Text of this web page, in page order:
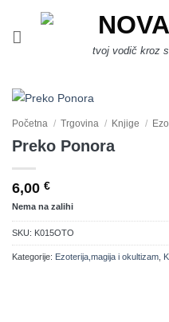
content
tvoj vodič kroz
Početna / Trgovina / Knjige /
Preko Ponora
6,00 €
Nema na zalihi
SKU: K015OTO
Kategorije: Ezoterija,magija i okultizam,